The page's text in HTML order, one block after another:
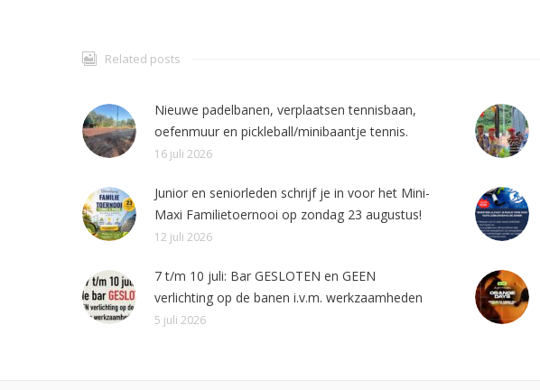
Related posts
Nieuwe padelbanen, verplaatsen tennisbaan,
oefenmuur en pickleball/minibaantje tennis.
16 juli 2026
Junior en seniorleden schrijf je in voor het Mini-
Maxi Familietoernooi op zondag 23 augustus!
12 juli 2026
7 t/m 10 juli: Bar GESLOTEN en GEEN
verlichting op de banen i.v.m. werkzaamheden
5 juli 2026